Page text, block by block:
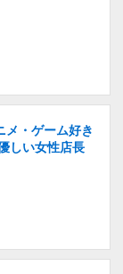
・ゲーム好き
しい女性店長